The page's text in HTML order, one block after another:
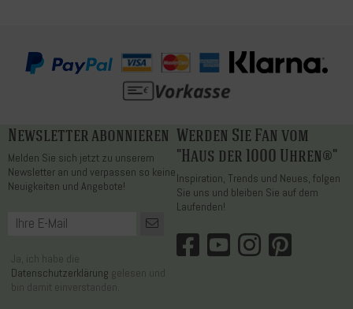
Newsletter abonnieren
Melden Sie sich jetzt zu unserem
Newsletter an und verpassen so keine
Neuigkeiten und Angebote!
Ja, ich habe die
Datenschutzerklärung gelesen und
bin damit einverstanden.
Werden Sie Fan vom
"Haus der 1000 Uhren®"
Inspiration, Trends und Neues, folgen
Sie uns und bleiben Sie auf dem
Laufenden!